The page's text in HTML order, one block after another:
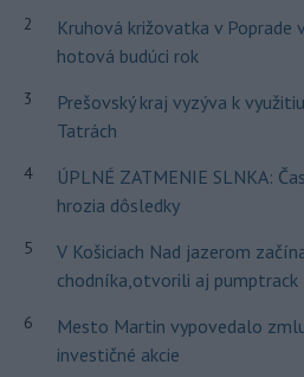
2
Kruhová križovatka v Poprade
hotová budúci rok
3
Prešovský kraj vyzýva k
Tatrách
4
ÚPLNÉ ZATMENIE SLNKA:
hrozia dôsledky
5
V Košiciach Nad jazerom
chodníka,otvorili aj pumptrack
6
Mesto Martin vypovedalo
investičné akcie